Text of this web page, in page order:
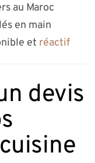
au Maroc
en main
et réactif
devis